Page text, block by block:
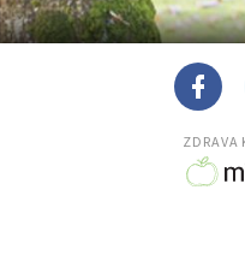
ZDRAVA